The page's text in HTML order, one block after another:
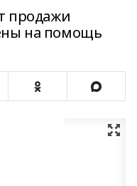
продажи
на помощь